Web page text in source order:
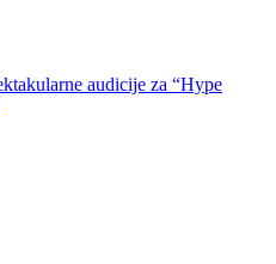
audicije za “Hype